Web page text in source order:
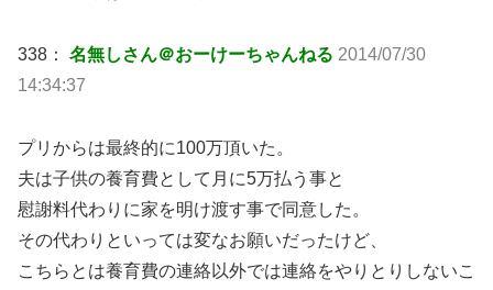
338： 名無しさん＠おーけーちゃんねる 2014/07/30
14:34:37
プリからは最終的に100万頂いた。
夫は子供の養育費として月に5万払う事と
慰謝料代わりに家を明け渡す事で同意した。
その代わりといっては変なお願いだったけど、
こちらとは養育費の連絡以外では連絡をやりとりしないこ